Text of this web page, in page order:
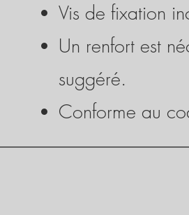
Vis de fixation
Un renfort est
suggéré.
Conforme au